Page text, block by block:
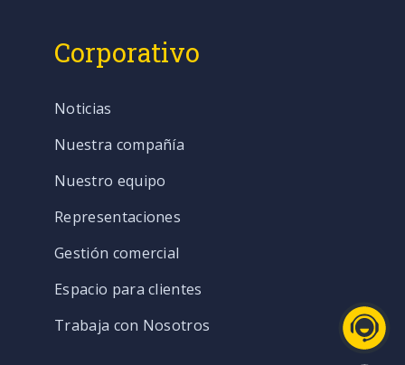
Corporativo
Noticias
Nuestra compañía
Nuestro equipo
Representaciones
Gestión comercial
Espacio para clientes
Trabaja con Nosotros